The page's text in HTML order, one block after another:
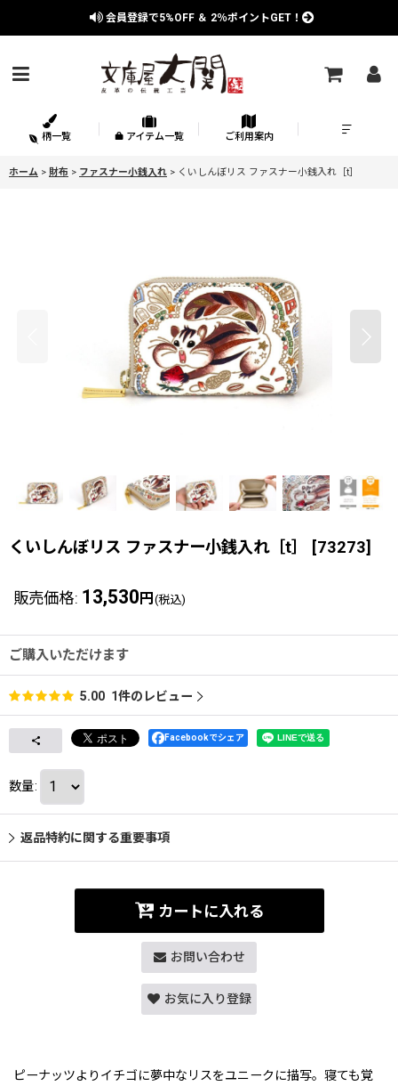
会員登録で5%OFF ＆ 2％ポイントGET！
柄一覧 アイテム一覧 ご利用案内
ホーム > 財布 > ファスナー小銭入れ > くいしんぼリス ファスナー小銭入れ［t］
くいしんぼリス ファスナー小銭入れ［t］ [73273]
販売価格: 13,530 円 (税込)
ご購入いただけます
5.00 1件のレビュー
Facebookでシェア
数量:
返品特約に関する重要事項
カートに入れる
お問い合わせ
お気に入り登録
ピーナッツよりイチゴに夢中なリスをユニークに描写。寝ても覚